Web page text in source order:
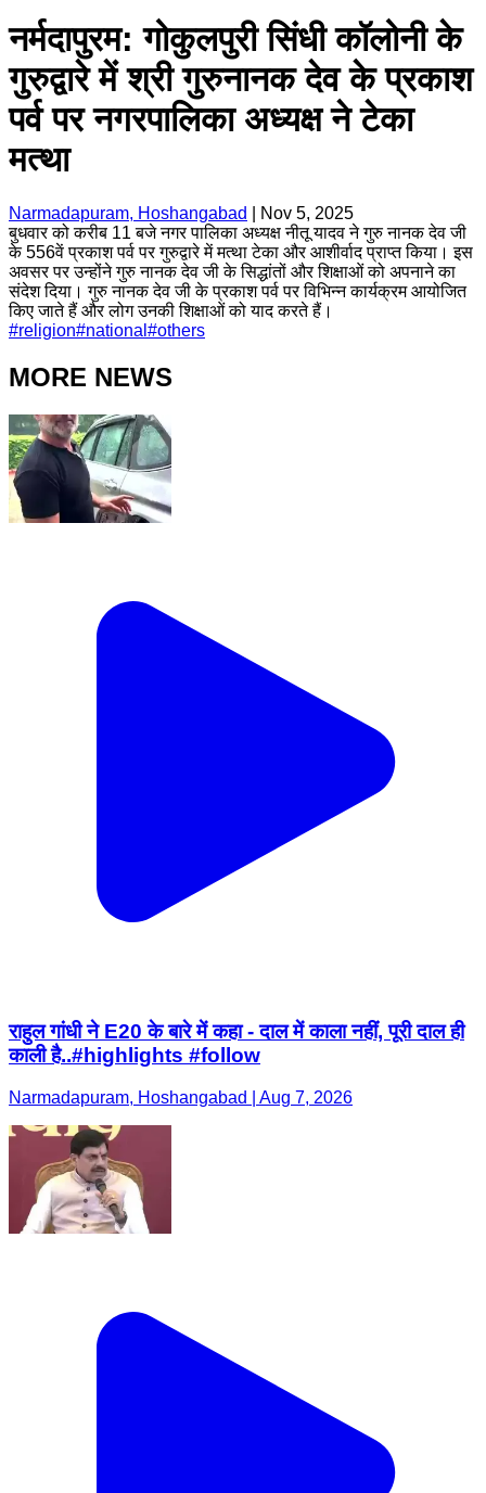
नर्मदापुरम: गोकुलपुरी सिंधी कॉलोनी के
गुरुद्वारे में श्री गुरुनानक देव के प्रकाश
पर्व पर नगरपालिका अध्यक्ष ने टेका
मत्था
Narmadapuram, Hoshangabad
Nov 5, 2025
बुधवार को करीब 11 बजे नगर पालिका अध्यक्ष नीतू यादव ने गुरु नानक देव जी
के 556वें प्रकाश पर्व पर गुरुद्वारे में मत्था टेका और आशीर्वाद प्राप्त किया। इस
अवसर पर उन्होंने गुरु नानक देव जी के सिद्धांतों और शिक्षाओं को अपनाने का
संदेश दिया। गुरु नानक देव जी के प्रकाश पर्व पर विभिन्न कार्यक्रम आयोजित
किए जाते हैं और लोग उनकी शिक्षाओं को याद करते हैं।
#religion#national #others
MORE NEWS
राहुल गांधी ने E20 के बारे में कहा - दाल में काला नहीं, पूरी दाल ही
काली है..#highlights #follow
Narmadapuram, Hoshangabad | Aug 7, 2026